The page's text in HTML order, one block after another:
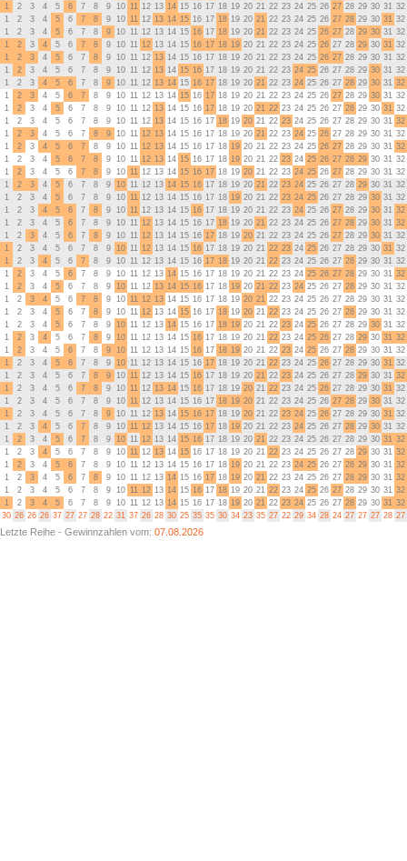
1
2 3 4 5 6 7 8 9 10 11 12 13 14 15 16 17 18 19 20 21 22 23 24 25 26 27 28 29 30 31 32
1
2 3 4 5 6 7 8 9 10 11 12 13 14 15 16 17 18 19 20 21 22 23 24 25 26 27 28 29 30 31 32
1
2 3 4 5 6 7 8 9 10 11 12 13 14 15 16 17 18 19 20 21 22 23 24 25 26 27 28 29 30 31 32
1
2 3 4 5 6 7 8 9 10 11 12 13 14 15 16 17 18 19 20 21 22 23 24 25 26 27 28 29 30 31 32
1
2 3 4 5 6 7 8 9 10 11 12 13 14 15 16 17 18 19 20 21 22 23 24 25 26 27 28 29 30 31 32
1
2 3 4 5 6 7 8 9 10 11 12 13 14 15 16 17 18 19 20 21 22 23 24 25 26 27 28 29 30 31 32
1
2 3 4 5 6 7 8 9 10 11 12 13 14 15 16 17 18 19 20 21 22 23 24 25 26 27 28 29 30 31 32
1
2 3 4 5 6 7 8 9 10 11 12 13 14 15 16 17 18 19 20 21 22 23 24 25 26 27 28 29 30 31 32
1
2 3 4 5 6 7 8 9 10 11 12 13 14 15 16 17 18 19 20 21 22 23 24 25 26 27 28 29 30 31 32
1
2 3 4 5 6 7 8 9 10 11 12 13 14 15 16 17 18 19 20 21 22 23 24 25 26 27 28 29 30 31 32
1
2 3 4 5 6 7 8 9 10 11 12 13 14 15 16 17 18 19 20 21 22 23 24 25 26 27 28 29 30 31 32
1
2 3 4 5 6 7 8 9 10 11 12 13 14 15 16 17 18 19 20 21 22 23 24 25 26 27 28 29 30 31 32
1
2 3 4 5 6 7 8 9 10 11 12 13 14 15 16 17 18 19 20 21 22 23 24 25 26 27 28 29 30 31 32
1
2 3 4 5 6 7 8 9 10 11 12 13 14 15 16 17 18 19 20 21 22 23 24 25 26 27 28 29 30 31 32
1
2 3 4 5 6 7 8 9 10 11 12 13 14 15 16 17 18 19 20 21 22 23 24 25 26 27 28 29 30 31 32
1
2 3 4 5 6 7 8 9 10 11 12 13 14 15 16 17 18 19 20 21 22 23 24 25 26 27 28 29 30 31 32
1
2 3 4 5 6 7 8 9 10 11 12 13 14 15 16 17 18 19 20 21 22 23 24 25 26 27 28 29 30 31 32
1
2 3 4 5 6 7 8 9 10 11 12 13 14 15 16 17 18 19 20 21 22 23 24 25 26 27 28 29 30 31 32
1
2 3 4 5 6 7 8 9 10 11 12 13 14 15 16 17 18 19 20 21 22 23 24 25 26 27 28 29 30 31 32
1
2 3 4 5 6 7 8 9 10 11 12 13 14 15 16 17 18 19 20 21 22 23 24 25 26 27 28 29 30 31 32
1
2 3 4 5 6 7 8 9 10 11 12 13 14 15 16 17 18 19 20 21 22 23 24 25 26 27 28 29 30 31 32
1
2 3 4 5 6 7 8 9 10 11 12 13 14 15 16 17 18 19 20 21 22 23 24 25 26 27 28 29 30 31 32
1
2 3 4 5 6 7 8 9 10 11 12 13 14 15 16 17 18 19 20 21 22 23 24 25 26 27 28 29 30 31 32
1
2 3 4 5 6 7 8 9 10 11 12 13 14 15 16 17 18 19 20 21 22 23 24 25 26 27 28 29 30 31 32
1
2 3 4 5 6 7 8 9 10 11 12 13 14 15 16 17 18 19 20 21 22 23 24 25 26 27 28 29 30 31 32
1
2 3 4 5 6 7 8 9 10 11 12 13 14 15 16 17 18 19 20 21 22 23 24 25 26 27 28 29 30 31 32
1
2 3 4 5 6 7 8 9 10 11 12 13 14 15 16 17 18 19 20 21 22 23 24 25 26 27 28 29 30 31 32
1
2 3 4 5 6 7 8 9 10 11 12 13 14 15 16 17 18 19 20 21 22 23 24 25 26 27 28 29 30 31 32
1
2 3 4 5 6 7 8 9 10 11 12 13 14 15 16 17 18 19 20 21 22 23 24 25 26 27 28 29 30 31 32
1
2 3 4 5 6 7 8 9 10 11 12 13 14 15 16 17 18 19 20 21 22 23 24 25 26 27 28 29 30 31 32
1
2 3 4 5 6 7 8 9 10 11 12 13 14 15 16 17 18 19 20 21 22 23 24 25 26 27 28 29 30 31 32
1
2 3 4 5 6 7 8 9 10 11 12 13 14 15 16 17 18 19 20 21 22 23 24 25 26 27 28 29 30 31 32
1
2 3 4 5 6 7 8 9 10 11 12 13 14 15 16 17 18 19 20 21 22 23 24 25 26 27 28 29 30 31 32
1
2 3 4 5 6 7 8 9 10 11 12 13 14 15 16 17 18 19 20 21 22 23 24 25 26 27 28 29 30 31 32
1
2 3 4 5 6 7 8 9 10 11 12 13 14 15 16 17 18 19 20 21 22 23 24 25 26 27 28 29 30 31 32
1
2 3 4 5 6 7 8 9 10 11 12 13 14 15 16 17 18 19 20 21 22 23 24 25 26 27 28 29 30 31 32
1
2 3 4 5 6 7 8 9 10 11 12 13 14 15 16 17 18 19 20 21 22 23 24 25 26 27 28 29 30 31 32
1
2 3 4 5 6 7 8 9 10 11 12 13 14 15 16 17 18 19 20 21 22 23 24 25 26 27 28 29 30 31 32
1
2 3 4 5 6 7 8 9 10 11 12 13 14 15 16 17 18 19 20 21 22 23 24 25 26 27 28 29 30 31 32
1
2 3 4 5 6 7 8 9 10 11 12 13 14 15 16 17 18 19 20 21 22 23 24 25 26 27 28 29 30 31 32
30 26 26 26 37 27 27 28 22 31 37 26 28 30 25 35 35 30 34 23 35 27 22 29 34 28 24 27 27 27 28 27
Letzte Reihe - Gewinnzahlen vom: 07.08.2026